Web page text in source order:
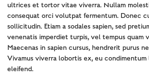
ultrices et tortor vitae viverra. Nullam
consequat orci volutpat fermentum. Donec
sollicitudin. Etiam a sodales sapien, sed
venenatis imperdiet turpis, vel tempus quam
Maecenas in sapien cursus, hendrerit purus
Vivamus viverra lobortis ex, eu condimentum
eleifend.